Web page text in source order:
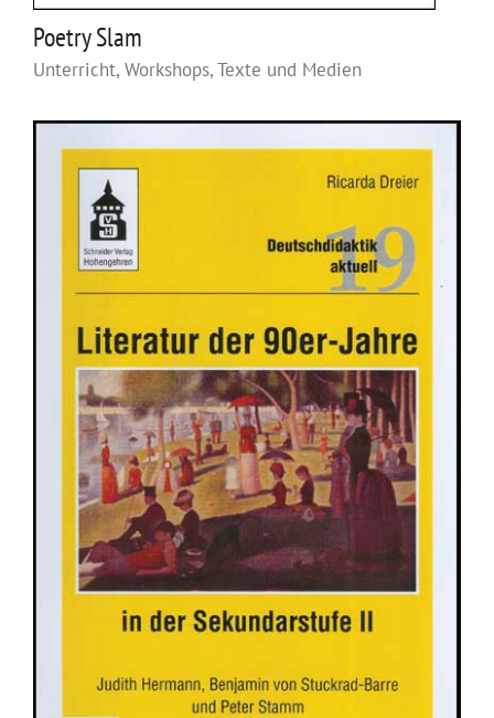
Poetry Slam
Unterricht, Workshops, Texte und Medien